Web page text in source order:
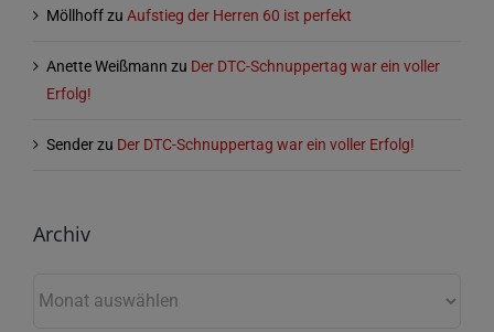
Möllhoffzu Aufstieg der Herren 60 ist perfekt
Anette Weißmann zu Der DTC-Schnuppertag war ein voller
Erfolg!
Senderzu Der DTC-Schnuppertag war ein voller Erfolg!
Archiv